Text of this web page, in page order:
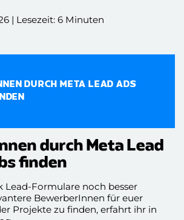
Alle wichtigen Asana Hacks haben
Viel Spaß beim
| Lesezeit: 6 Minuten
DURCH META LEAD ADS
durch Meta Lead
finden
Lead-Formulare noch besser
BewerberInnen für euer
Projekte zu finden, erfahrt ihr in